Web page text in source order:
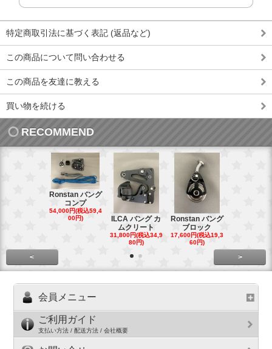
特定商取引法に基づく表記 (返品など)
この商品について問い合わせる
この商品を友達に教える
買い物を続ける
RECOMMEND
Ronstan バング
コンプ
54,000円(税込59,4
00円)
ILCA バング カ
ムクリート
31,800円(税込34,9
80円)
Ronstan バング
ブロック
17,600円(税込19,3
60円)
< >
会員メニュー
ご利用ガイド
支払い方法 / 配送方法 / 会社概要